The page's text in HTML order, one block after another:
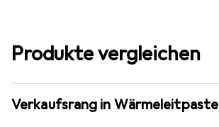
Produkte vergleichen
Verkaufsrang in Wärmeleitpaste